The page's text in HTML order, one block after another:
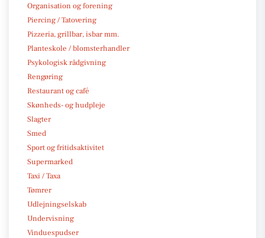
Organisation og forening
Piercing / Tatovering
Pizzeria, grillbar, isbar mm.
Planteskole / blomsterhandler
Psykologisk rådgivning
Rengøring
Restaurant og café
Skønheds- og hudpleje
Slagter
Smed
Sport og fritidsaktivitet
Supermarked
Taxi / Taxa
Tømrer
Udlejningselskab
Undervisning
Vinduespudser